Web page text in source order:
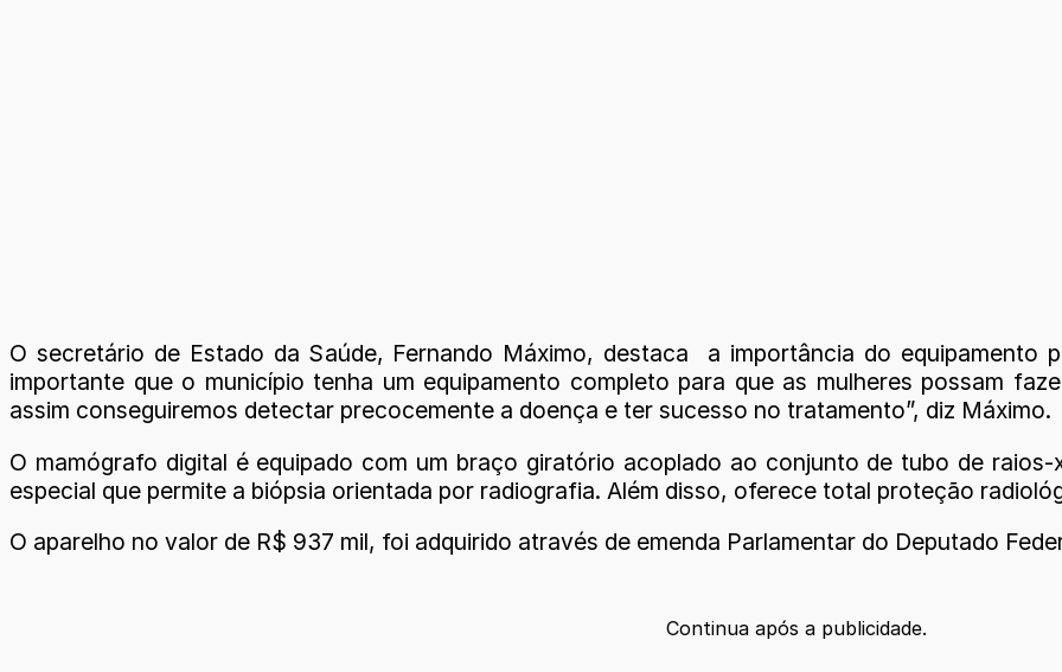
O secretário de Estado da Saúde, Fernando Máximo, destaca a importância do equipamento
importante que o município tenha um equipamento completo para que as mulheres possam
assim conseguiremos detectar precocemente a doença e ter sucesso no tratamento”, diz Máximo.
O mamógrafo digital é equipado com um braço giratório acoplado ao conjunto de tubo de
especial que permite a biópsia orientada por radiografia. Além disso, oferece total proteção
O aparelho no valor de R$ 937 mil, foi adquirido através de emenda Parlamentar do Deputado
Continua após a publicidade.